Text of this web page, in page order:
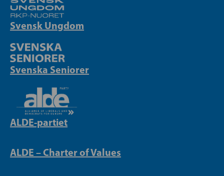
Svensk Ungdom
Svenska Seniorer
ALDE-partiet
ALDE – Charter of Values